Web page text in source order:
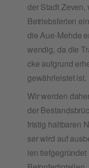
der Stadt
Betriebs­fe­ri­en
die Aue-Meh­de
wen­dig, da die
cke auf­grund
gewähr­leis­tet ist.
Wir wer­den
der
fris­tig halt­ba­ren
ser wird auf
len